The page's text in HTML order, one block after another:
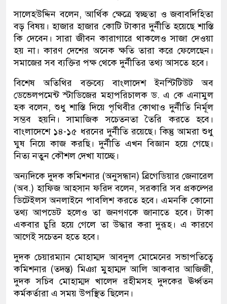
সালেহউদ্দিন বলেন, আর্থিক ক্ষেত্রে স্বচ্ছতা ও জবাবদিহিতা
বড় বিষয়। হাজার হাজার কোটি টাকার দুর্নীতি হয়েছে শাস্তি
কি দেবেন। সারা জীবন কারাগারে থাকলেও সাজা দেওয়া
হয় না। কারণ দেশের অনেক ক্ষতি তারা করে ফেলেছেন।
সমাজের সব ব্যক্তির পক্ষ থেকে দুর্নীতির তথ্য আসতে হবে।
বিশেষ অতিথির বক্তব্যে বাংলাদেশ ইনস্টিটিউট অব
ডেভেলপমেন্ট স্টাডিজের মহাপরিচালক ড. এ কে এনামুল
হক বলেন, শুধু শাস্তি দিয়ে পৃথিবীর কোথাও দুর্নীতি নির্মূল
সম্ভব হয়নি। সামাজিক সচেতনতা তৈরি করতে হবে।
বাংলাদেশে ১৪-১৫ ধরনের দুর্নীতি রয়েছে। কিন্তু আমরা শুধু
ঘুষ নিয়ে কাজ করছি। দুর্নীতি এখন বিজ্ঞান হয়ে গেছে।
নিত্য নতুন কৌশল দেখা যাচ্ছে।
অন্যদিকে দুদক কমিশনার (অনুসন্ধান) ব্রিগেডিয়ার জেনারেল
(অব.) হাফিজ আহসান ফরিদ বলেন, সরকারি সব প্রকল্পের
ডিটেইলস অনলাইনে পাবলিশ করতে হবে। এমনকি কোনো
তথ্য আপডেট হলেও তা জনগণকে জানাতে হবে। টাকা
একবার চুরি হয়ে গেলে তা উদ্ধার করা দুরূহ। এ কারণে
আগেই সচেতন হতে হবে।
দুদক চেয়ারম্যান মোহাম্মদ আবদুল মোমেনের সভাপতিত্বে
কমিশনার (তদন্ত) মিঞা মুহাম্মদ আলি আকবার আজিজী,
দুদক সচিব মোহাম্মদ খালেদ রহীমসহ দুদকের ঊর্ধ্বতন
কর্মকর্তারা এ সময় উপস্থিত ছিলেন।